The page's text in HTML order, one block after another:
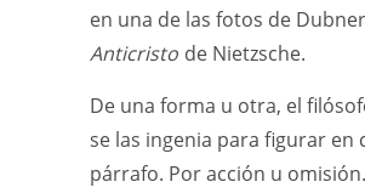
en una de las fotos de
Anticristo de Nietzsche.
De una forma u otra, el
se las ingenia para figurar en
párrafo. Por acción u omisión.